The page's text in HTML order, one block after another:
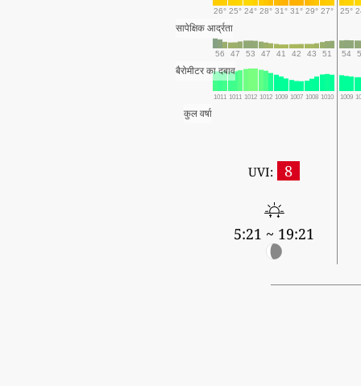
26° 25° 24° 28° 31° 31° 29° 27° 25°
सापेक्षिक आर्द्रता
56 47 53 47 41 42 43 51 54
बैरोमीटर का दबाव
1011 1011 1012 1012 1009 1007 1008 1010 1009
कुल वर्षा
UVI: 8
5:21 ~ 19:21